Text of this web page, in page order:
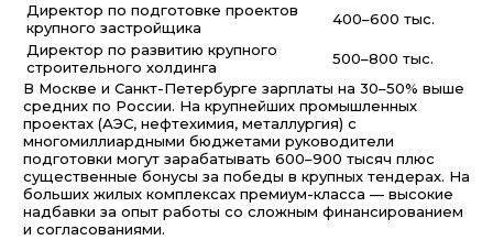
Директор по подготовке проектов
крупного застройщика
400–600 тыс.
Директор по развитию крупного
строительного холдинга
500–800 тыс.
В Москве и Санкт-Петербурге зарплаты на 30–50% выше
средних по России. На крупнейших промышленных
проектах (АЭС, нефтехимия, металлургия) с
многомиллиардными бюджетами руководители
подготовки могут зарабатывать 600–900 тысяч плюс
существенные бонусы за победы в крупных тендерах. На
больших жилых комплексах премиум-класса — высокие
надбавки за опыт работы со сложным финансированием
и согласованиями.